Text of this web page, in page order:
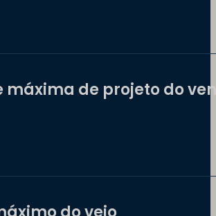
máxima de projeto do